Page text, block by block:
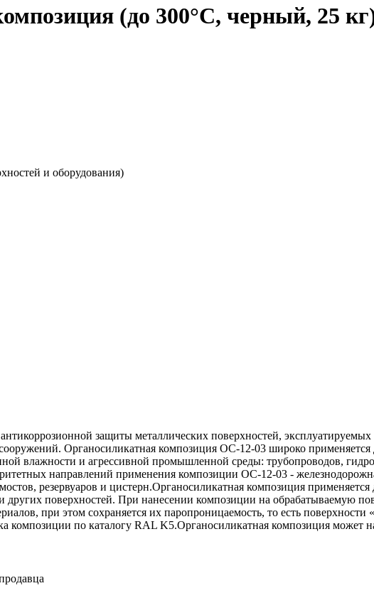
(до 300°C, черный, 25
и оборудования)
защиты металлических поверхностей,
Органосиликатная композиция ОС-12-03 широко
влажности и агрессивной промышленной среды: трубопроводов,
направлений применения композиции ОС-12-03 -
резервуаров и цистерн.Органосиликатная композиция
поверхностей. При нанесении композиции на обрабатываемую
при этом сохраняется их паропроницаемость, то есть поверхности
композиции по каталогу RAL K5.Органосиликатная композиция может